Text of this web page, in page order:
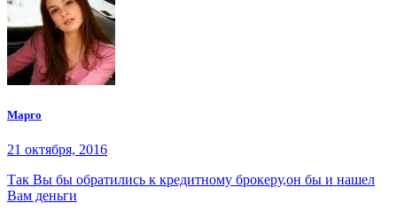
Марго
21 октября, 2016
Так Вы бы обратились к кредитному брокеру,он бы и нашел
Вам деньги